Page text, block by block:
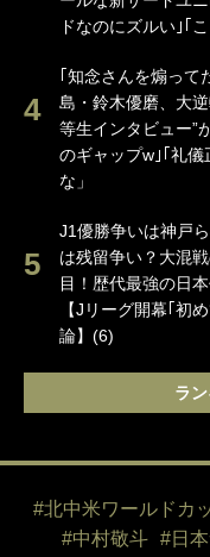
ドなのにズルい｣｢
｢知念さんを煽っ
島・鈴木優磨、大
等生インタビュー”
のギャップw｣｢礼
な」
J1優勝争いは神戸
は残留争い？大混
目！歴代最強の日
【Jリーグ開幕｢初
論】(6)
ラ
#北中米ワールドカ
#中村敬斗
#日